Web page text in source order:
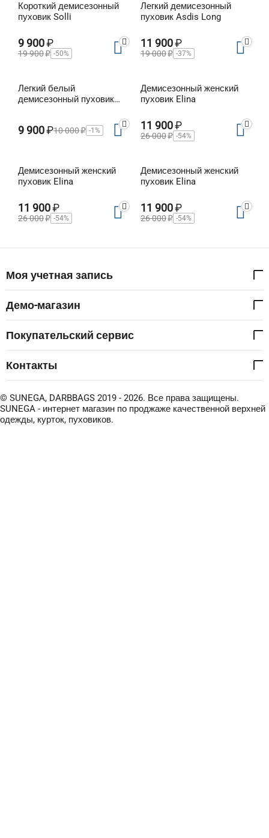
Короткий демисезонный
пуховик Solli
9 900₽
19 900₽ -50%
Легкий демисезонный
пуховик Asdis Long
11 900₽
19 000₽ -37%
Легкий белый
демисезонный пуховик
9 900₽10 000₽ -1%
Демисезонный женский
пуховик Elina
11 900₽
26 000₽ -54%
Демисезонный женский
пуховик Elina
11 900₽
26 000₽ -54%
Демисезонный женский
пуховик Elina
11 900₽
26 000₽ -54%
Моя учетная запись
Демо-магазин
Покупательский сервис
Контакты
© SUNEGA, DARBBAGS 2019 - 2026. Все права защищены.
SUNEGA - интернет магазин по проджаже качественной верхней
одежды, курток, пуховиков.